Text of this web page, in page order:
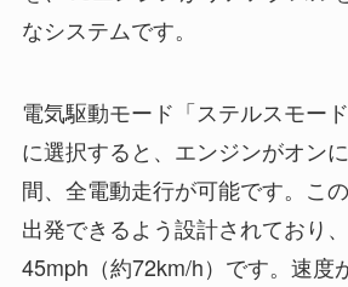
なシステムです。
電気駆動モード「ステルスモー
に選択すると、エンジンがオン
間、全電動走行が可能です。こ
出発できるよう設計されており
45mph（約72km/h）です。速度